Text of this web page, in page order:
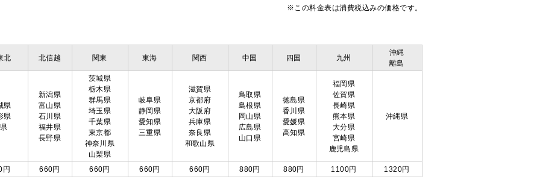
※この料金表は消費税込みの価格です。
北 北信越 関東 東海 関西 中国 四国 九州
沖縄
離島
県
県
県
新潟県
富山県
石川県
福井県
長野県
茨城県
栃木県
群馬県
埼玉県
千葉県
東京都
神奈川県
山梨県
岐阜県
静岡県
愛知県
三重県
滋賀県
京都府
大阪府
兵庫県
奈良県
和歌山県
鳥取県
島根県
岡山県
広島県
山口県
徳島県
香川県
愛媛県
高知県
福岡県
佐賀県
長崎県
熊本県
大分県
宮崎県
鹿児島県
沖縄県
円 660円 660円 660円 660円 880円 880円 1100円 1320円